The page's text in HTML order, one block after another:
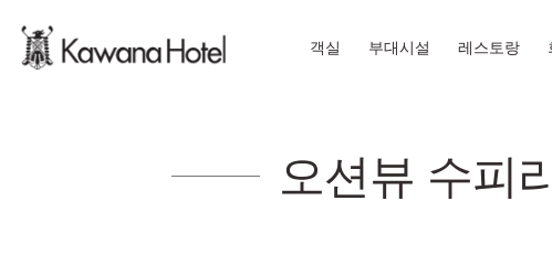
객실 부대시설 레스토랑
오션뷰 수피